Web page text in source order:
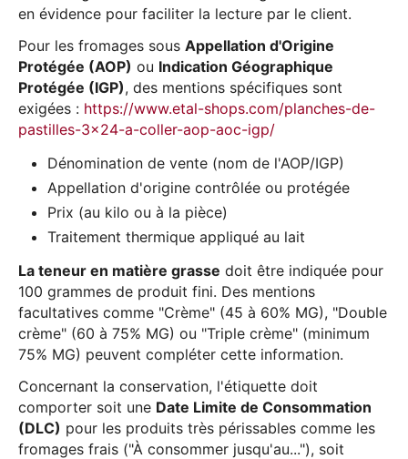
en évidence pour faciliter la lecture par le client.
Pour les fromages sous Appellation d'Origine
Protégée (AOP) ou Indication Géographique
Protégée (IGP), des mentions spécifiques sont
exigées : https://www.etal-shops.com/planches-de-
pastilles-3x24-a-coller-aop-aoc-igp/
Dénomination de vente (nom de l'AOP/IGP)
Appellation d'origine contrôlée ou protégée
Prix (au kilo ou à la pièce)
Traitement thermique appliqué au lait
La teneur en matière grasse doit être indiquée pour
100 grammes de produit fini. Des mentions
facultatives comme "Crème" (45 à 60% MG), "Double
crème" (60 à 75% MG) ou "Triple crème" (minimum
75% MG) peuvent compléter cette information.
Concernant la conservation, l'étiquette doit
comporter soit une Date Limite de Consommation
(DLC) pour les produits très périssables comme les
fromages frais ("À consommer jusqu'au..."), soit